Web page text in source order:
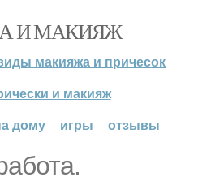
И МАКИЯЖ
макияжа и причесок
и макияж
дому
игры отзывы